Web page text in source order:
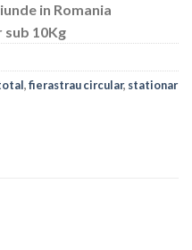
in Romania
sub 10Kg
,fierastrau circular, stationar